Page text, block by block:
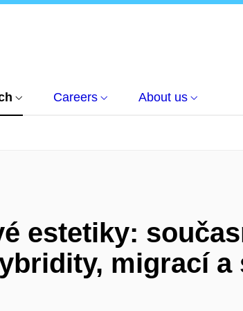
Careers About us
estetiky:
migrací a